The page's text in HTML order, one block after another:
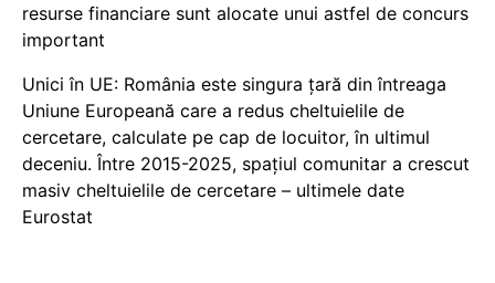
resurse financiare sunt alocate unui astfel de concurs
important
Unici în UE: România este singura țară din întreaga
Uniune Europeană care a redus cheltuielile de
cercetare, calculate pe cap de locuitor, în ultimul
deceniu. Între 2015-2025, spațiul comunitar a crescut
masiv cheltuielile de cercetare – ultimele date
Eurostat